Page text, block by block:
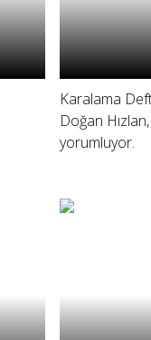
Karalama
Doğan Hızlan,
yorumluyor.